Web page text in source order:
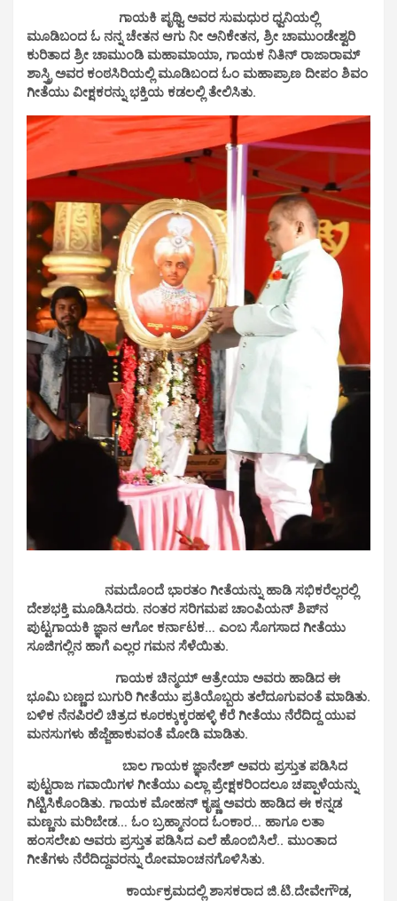
ಗಾಯಕಿ ಪೃಥ್ವಿ ಅವರ ಸುಮಧುರ ಧ್ವನಿಯಲ್ಲಿ
ಮೂಡಿಬಂದ ಓ ನನ್ನ ಚೇತನ ಆಗು ನೀ ಅನಿಕೇತನ, ಶ್ರೀ ಚಾಮುಂಡೇಶ್ವರಿ
ಕುರಿತಾದ ಶ್ರೀ ಚಾಮುಂಡಿ ಮಹಾಮಾಯಾ, ಗಾಯಕ ನಿತಿನ್ ರಾಜಾರಾಮ್
ಶಾಸ್ತ್ರಿ ಅವರ ಕಂಠಸಿರಿಯಲ್ಲಿ ಮೂಡಿಬಂದ ಓಂ ಮಹಾಪ್ರಾಣ ದೀಪಂ ಶಿವಂ
ಗೀತೆಯು ವೀಕ್ಷಕರನ್ನು ಭಕ್ತಿಯ ಕಡಲಲ್ಲಿ ತೇಲಿಸಿತು.
ನಮದೊಂದೆ ಭಾರತಂ ಗೀತೆಯನ್ನು ಹಾಡಿ ಸಭಿಕರೆಲ್ಲರಲ್ಲಿ
ದೇಶಭಕ್ತಿ ಮೂಡಿಸಿದರು. ನಂತರ ಸರಿಗಮಪ ಚಾಂಪಿಯನ್ ಶಿಪ್‌ನ
ಪುಟ್ಟಗಾಯಕಿ ಜ್ಞಾನ ಆಗೋ ಕರ್ನಾಟಕ… ಎಂಬ ಸೊಗಸಾದ ಗೀತೆಯು
ಸೂಜಿಗಲ್ಲಿನ ಹಾಗೆ ಎಲ್ಲರ ಗಮನ ಸೆಳೆಯಿತು.
ಗಾಯಕ ಚಿನ್ಮಯ್ ಆತ್ರೇಯಾ ಅವರು ಹಾಡಿದ ಈ
ಭೂಮಿ ಬಣ್ಣದ ಬುಗುರಿ ಗೀತೆಯು ಪ್ರತಿಯೊಬ್ಬರು ತಲೆದೂಗುವಂತೆ ಮಾಡಿತು.
ಬಳಿಕ ನೆನಪಿರಲಿ ಚಿತ್ರದ ಕೂರಕ್ಕುಕ್ಕರಹಳ್ಳಿ ಕೆರೆ ಗೀತೆಯು ನೆರೆದಿದ್ದ ಯುವ
ಮನಸುಗಳು ಹೆಜ್ಜೆಹಾಕುವಂತೆ ಮೋಡಿ ಮಾಡಿತು.
ಬಾಲ ಗಾಯಕ ಜ್ಞಾನೇಶ್ ಅವರು ಪ್ರಸ್ತುತ ಪಡಿಸಿದ
ಪುಟ್ಟರಾಜ ಗವಾಯಿಗಳ ಗೀತೆಯು ಎಲ್ಲಾ ಪ್ರೇಕ್ಷಕರಿಂದಲೂ ಚಪ್ಪಾಳೆಯನ್ನು
ಗಿಟ್ಟಿಸಿಕೊಂಡಿತು. ಗಾಯಕ ಮೋಹನ್ ಕೃಷ್ಣ ಅವರು ಹಾಡಿದ ಈ ಕನ್ನಡ
ಮಣ್ಣನು ಮರಿಬೇಡ… ಓಂ ಬ್ರಹ್ಮಾನಂದ ಓಂಕಾರ… ಹಾಗೂ ಲತಾ
ಹಂಸಲೇಖ ಅವರು ಪ್ರಸ್ತುತ ಪಡಿಸಿದ ಎಲೆ ಹೊಂಬಿಸಿಲೆ.. ಮುಂತಾದ
ಗೀತೆಗಳು ನೆರೆದಿದ್ದವರನ್ನು ರೋಮಾಂಚನಗೊಳಿಸಿತು.
ಕಾರ್ಯಕ್ರಮದಲ್ಲಿ ಶಾಸಕರಾದ ಜಿ.ಟಿ.ದೇವೇಗೌಡ,